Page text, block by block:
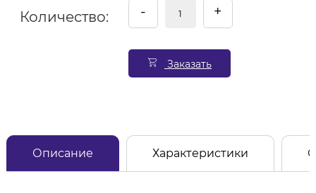
Количество: - +
Заказать
Описание Характеристики